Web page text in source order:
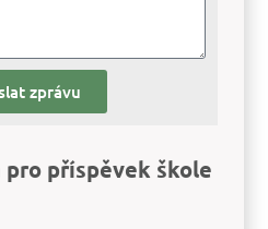
zprávu
příspěvek škole